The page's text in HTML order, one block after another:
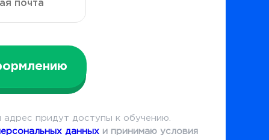
адрес придут доступы к обучению.
данныхи принимаю условия